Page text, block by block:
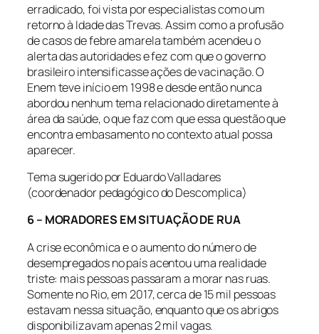
erradicado, foi vista por especialistas como um
retorno à Idade das Trevas. Assim como a profusão
de casos de febre amarela também acendeu o
alerta das autoridades e fez com que o governo
brasileiro intensificasse ações de vacinação. O
Enem teve início em 1998 e desde então nunca
abordou nenhum tema relacionado diretamente à
área da saúde, o que faz com que essa questão que
encontra embasamento no contexto atual possa
aparecer.
Tema sugerido por Eduardo Valladares
(coordenador pedagógico do Descomplica)
6 – MORADORES EM SITUAÇÃO DE RUA
A crise econômica e o aumento do número de
desempregados no país acentou uma realidade
triste: mais pessoas passaram a morar nas ruas.
Somente no Rio, em 2017, cerca de 15 mil pessoas
estavam nessa situação, enquanto que os abrigos
disponibilizavam apenas 2 mil vagas.